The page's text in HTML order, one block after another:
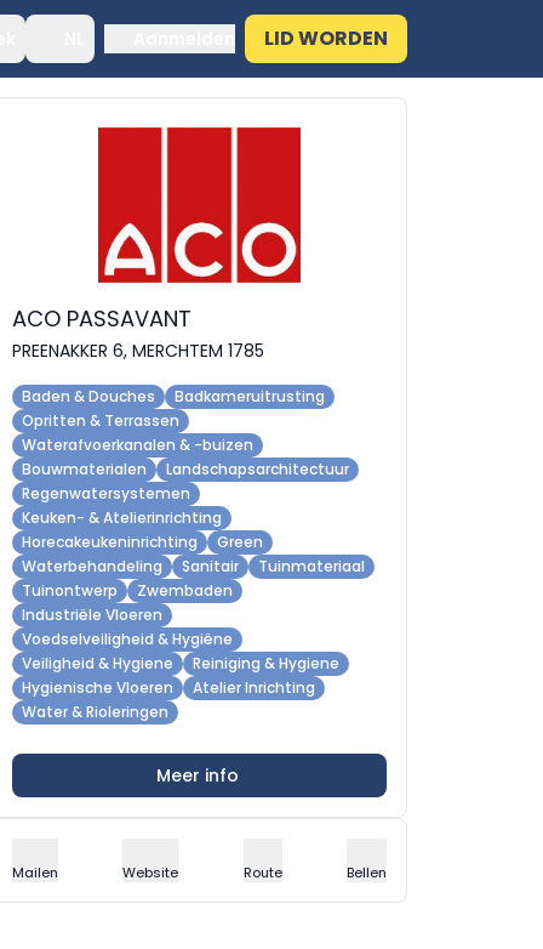
LID WORDEN
ACO PASSAVANT
PREENAKKER 6, MERCHTEM 1785
Baden & Douches
Badkameruitrusting
Opritten & Terrassen
Waterafvoerkanalen & -buizen
Bouwmaterialen
Landschapsarchitectuur
Regenwatersystemen
Keuken- & Atelierinrichting
Horecakeukeninrichting
Green
Waterbehandeling
Sanitair
Tuinmateriaal
Tuinontwerp
Zwembaden
Industriële Vloeren
Voedselveiligheid & Hygiëne
Veiligheid & Hygiene
Reiniging & Hygiene
Hygienische Vloeren
Atelier Inrichting
Water & Rioleringen
Meer info
Mailen Website Route Bellen